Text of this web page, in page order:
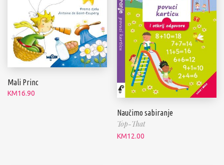
Mali Princ
KM16.90
Naučimo sabiranje
Top-That
KM12.00